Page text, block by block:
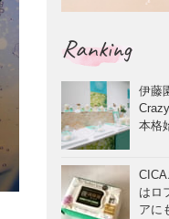
Ranking
伊藤
本格
CICA
はロ
アに